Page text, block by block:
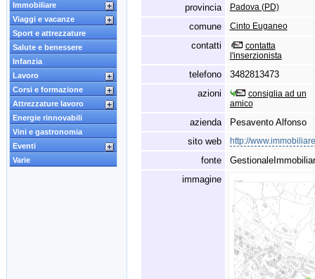
Immobiliare
Viaggi e vacanze
Sport e attrezzature
Salute e benessere
Infanzia
Lavoro
Corsi e formazione
Attrezzature lavoro
Energie rinnovabili
Vini e gastronomia
Eventi
Varie
provincia
Padova (PD)
comune Cinto Euganeo
contatti
contatta
l'inserzionista
telefono
3482813473
azioni
consiglia ad un
amico
azienda
Pesavento Alfonso
sito web
http://
fonte
immagine